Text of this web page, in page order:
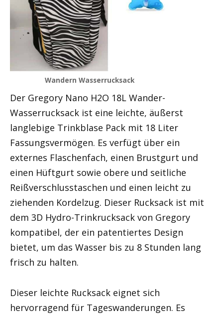
Wandern Wasserrucksack
Der Gregory Nano H2O 18L Wander-
Wasserrucksack ist eine leichte, äußerst
langlebige Trinkblase Pack mit 18 Liter
Fassungsvermögen. Es verfügt über ein
externes Flaschenfach, einen Brustgurt und
einen Hüftgurt sowie obere und seitliche
Reißverschlusstaschen und einen leicht zu
ziehenden Kordelzug. Dieser Rucksack ist mit
dem 3D Hydro-Trinkrucksack von Gregory
kompatibel, der ein patentiertes Design
bietet, um das Wasser bis zu 8 Stunden lang
frisch zu halten.
Dieser leichte Rucksack eignet sich
hervorragend für Tageswanderungen. Es